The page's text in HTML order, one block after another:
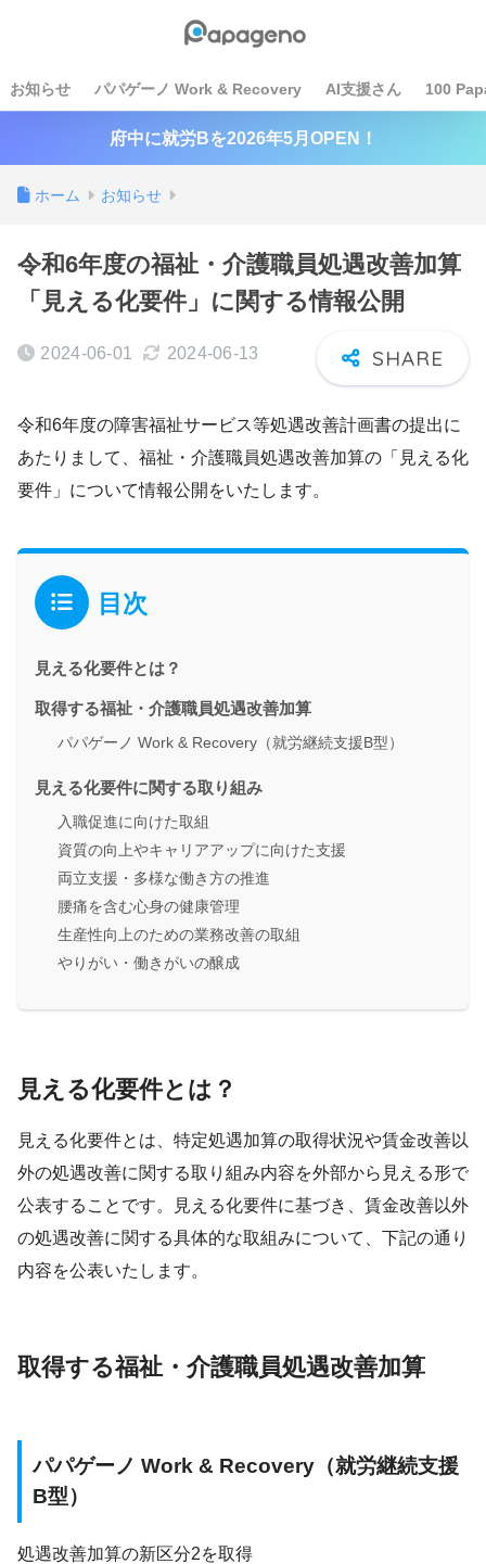
お知らせ パパゲーノ Work & Recovery AI支援さん 100
府中に就労Bを2026年5月OPEN！
ホーム お知らせ
令和6年度の福祉・介護職員処遇改善加算
「見える化要件」に関する情報公開
2024-06-01 2024-06-13
令和6年度の障害福祉サービス等処遇改善計画書の提出に
あたりまして、福祉・介護職員処遇改善加算の「見える化
要件」について情報公開をいたします。
目次
見える化要件とは？
取得する福祉・介護職員処遇改善加算
パパゲーノ Work & Recovery（就労継続支援B型）
見える化要件に関する取り組み
入職促進に向けた取組
資質の向上やキャリアアップに向けた支援
両立支援・多様な働き方の推進
腰痛を含む心身の健康管理
生産性向上のための業務改善の取組
やりがい・働きがいの醸成
見える化要件とは？
見える化要件とは、特定処遇加算の取得状況や賃金改善以
外の処遇改善に関する取り組み内容を外部から見える形で
公表することです。見える化要件に基づき、賃金改善以外
の処遇改善に関する具体的な取組みについて、下記の通り
内容を公表いたします。
取得する福祉・介護職員処遇改善加算
パパゲーノ Work & Recovery（就労継続支援
B型）
処遇改善加算の新区分2を取得